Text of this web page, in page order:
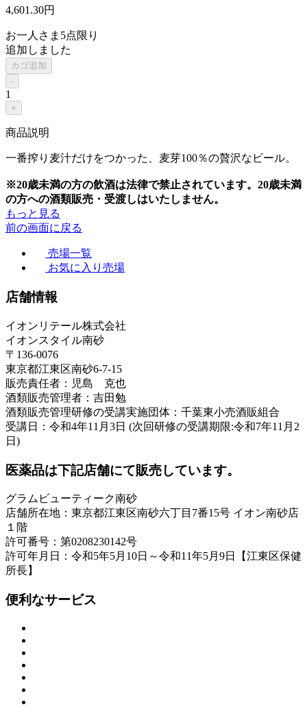
4,601.30円
お一人さま 5点限り
追加しました
カゴ追加
-
1
+
商品説明
一番搾り麦汁だけをつかった、麦芽100％の贅沢なビール。
※20歳未満の方の飲酒は法律で禁止されています。20歳未満
の方への酒類販売・受渡しはいたしません。
もっと見る
前の画面に戻る
売場一覧
お気に入り売場
店舗情報
イオンリテール株式会社
イオンスタイル南砂
〒136-0076
東京都江東区南砂6-7-15
販売責任者：児島 克也
酒類販売管理者：吉田勉
酒類販売管理研修の受講実施団体：千葉東小売酒販組合
受講日：令和4年11月3日 (次回研修の受講期限:令和7年11月2
日)
医薬品は下記店舗にて販売しています。
グラムビューティーク南砂
店舗所在地：東京都江東区南砂六丁目7番15号 イオン南砂店
１階
許可番号：第0208230142号
許可年月日：令和5年5月10日～令和11年5月9日【江東区保健
所長】
便利なサービス